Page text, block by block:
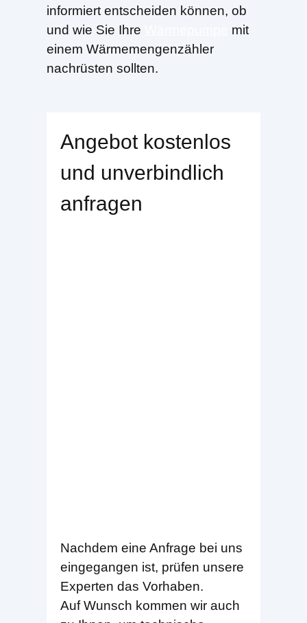
informiert entscheiden können, ob
und wie Sie Ihre
mit
einem Wärmemengenzähler
nachrüsten sollten.
Angebot kostenlos
und unverbindlich
anfragen
Nachdem eine Anfrage bei uns
eingegangen ist, prüfen unsere
Experten das Vorhaben.
Auf Wunsch kommen wir auch